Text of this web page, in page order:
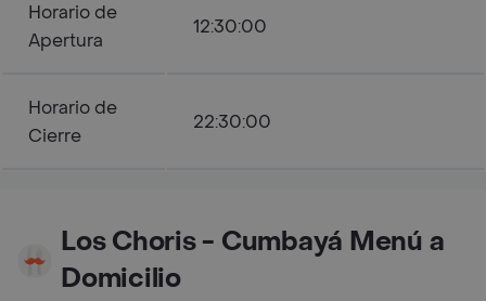
Horario de
Apertura
12:30:00
Horario de
Cierre
22:30:00
Los Choris - Cumbayá Menú a
Domicilio